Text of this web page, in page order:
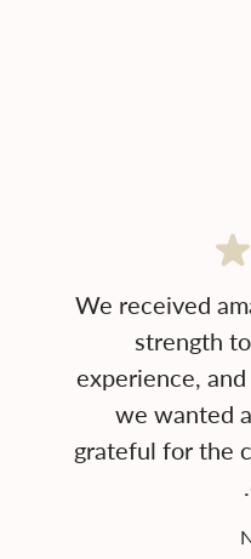
We received
strength
experience,
we wanted
grateful for the